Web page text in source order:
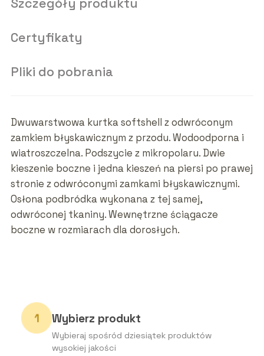
Szczegóły produktu
Certyfikaty
Pliki do pobrania
Dwuwarstwowa kurtka softshell z odwróconym
zamkiem błyskawicznym z przodu. Wodoodporna i
wiatroszczelna. Podszycie z mikropolaru. Dwie
kieszenie boczne i jedna kieszeń na piersi po prawej
stronie z odwróconymi zamkami błyskawicznymi.
Osłona podbródka wykonana z tej samej,
odwróconej tkaniny. Wewnętrzne ściągacze
boczne w rozmiarach dla dorosłych.
Wybierz produkt
Wybieraj spośród dziesiątek produktów
wysokiej jakości